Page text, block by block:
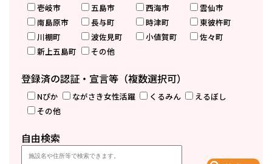
壱岐市
五島市 西海市
雲仙市
南島原市
長与町 時津町
東彼杵町
川棚町
波佐見町 小値賀町
佐々町
新上五島町
その他
登録済の認証・宣言等（複数選択可）
Nぴか ながさき女性活躍 くるみん
えるぼし
その他
自由検索